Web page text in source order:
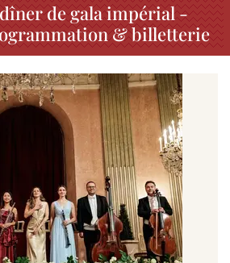
de gala impérial -
& billetterie